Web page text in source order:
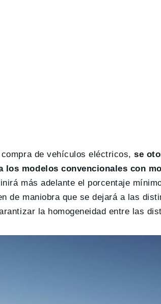
compra de vehículos eléctricos,se
los modelos convencionales con
más adelante el porcentaje
de maniobra que se dejará a las
la homogeneidad entre las